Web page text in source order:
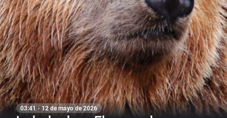
03:41 · 12 de mayo de 2026